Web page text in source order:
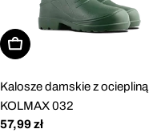
Wybierz opcje
Kalosze damskie z ociepliną
KOLMAX 032
Cena
57,99 zł